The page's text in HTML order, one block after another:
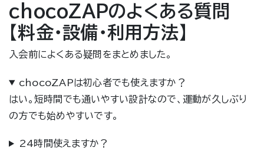
chocoZAPのよくある質問
【料金・設備・利用方法】
入会前によくある疑問をまとめました。
chocoZAPは初心者でも使えますか？
はい。短時間でも通いやすい設計なので、運動が久しぶり
の方でも始めやすいです。
24時間使えますか？